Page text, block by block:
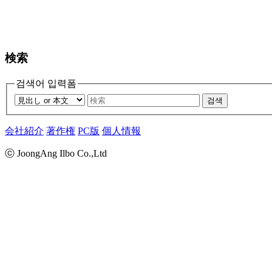
検索
검색어 입력폼
검색
会社紹介 著作権 PC版 個人情報
ⓒ JoongAng Ilbo Co.,Ltd